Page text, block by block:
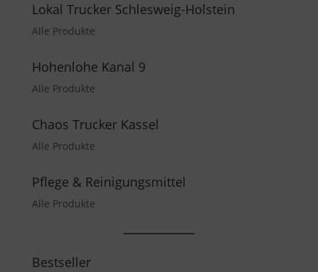
Lokal Trucker Schlesweig-Holstein
Alle Produkte
Hohenlohe Kanal 9
Alle Produkte
Chaos Trucker Kassel
Alle Produkte
Pflege & Reinigungsmittel
Alle Produkte
Bestseller